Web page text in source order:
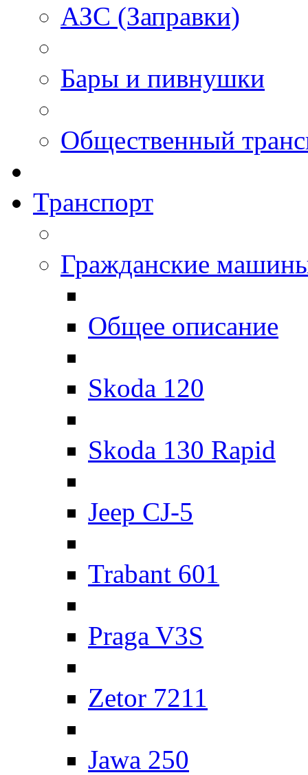
АЗС (Заправки)
Бары и пивнушки
Общественный
Транспорт
Гражданские
Общее описание
Skoda 120
Skoda 130 Rapid
Jeep CJ-5
Trabant 601
Praga V3S
Zetor 7211
Jawa 250